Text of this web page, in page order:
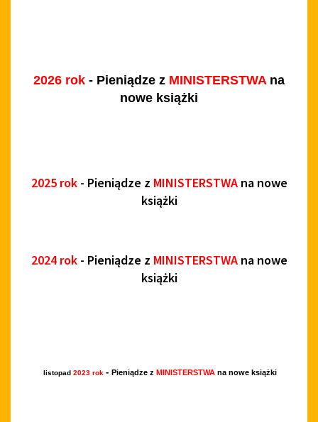
2026 rok - Pieniądze z MINISTERSTWA na
nowe książki
2025 rok- Pieniądze z MINISTERSTWA na nowe
książki
2024 rok- Pieniądze z MINISTERSTWA na nowe
książki
listopad 2023 rok - Pieniądze z MINISTERSTWA na nowe książki